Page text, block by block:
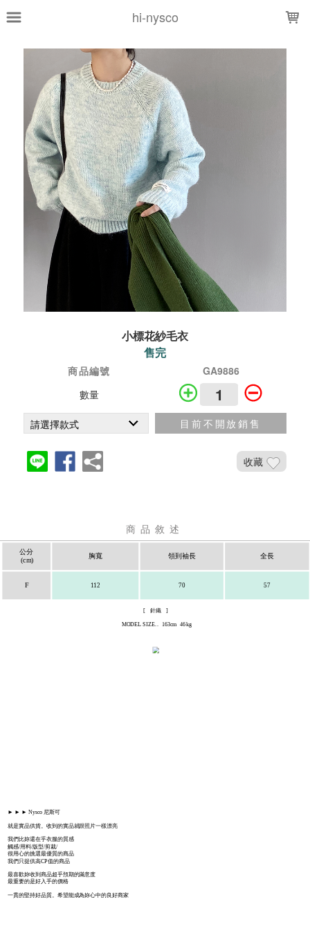
hi-nysco
小標花紗毛衣
售完
商品編號
GA9886
數量
目前不開放銷售
收藏
商品敘述